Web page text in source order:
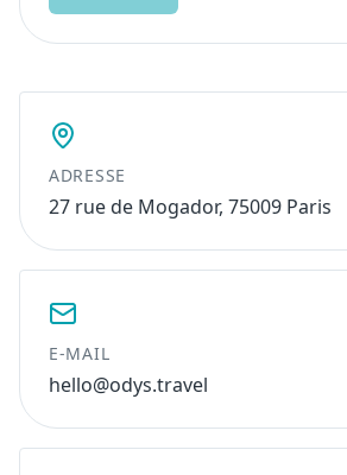
ADRESSE
27 rue de Mogador, 75009 Paris
E-MAIL
hello@odys.travel